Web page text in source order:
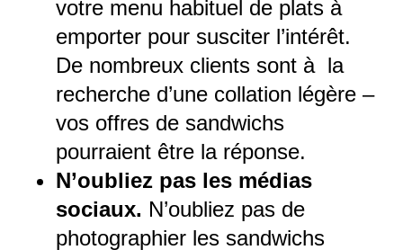
votre menu habituel de plats à
emporter pour susciter l’intérêt.
De nombreux clients sont à la
recherche d’une collation légère –
vos offres de sandwichs
pourraient être la réponse.
N’oubliez pas les médias
sociaux. N’oubliez pas de
photographier les sandwichs